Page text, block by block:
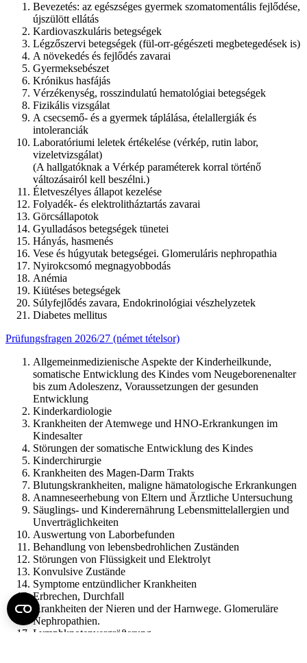
Bevezetés: az egészséges gyermek szomatomentális fejlődése,
újszülött ellátás
Kardiovaszkuláris betegségek
Légzőszervi betegségek (fül-orr-gégészeti megbetegedések is)
A növekedés és fejlődés zavarai
Gyermeksebészet
Krónikus hasfájás
Vérzékenység, rosszindulatú hematológiai betegségek
Fizikális vizsgálat
A csecsemő- és a gyermek táplálása, ételallergiák és
intoleranciák
Laboratóriumi leletek értékelése (vérkép, rutin labor,
vizeletvizsgálat)
(A hallgatóknak a Vérkép paraméterek korral történő
változásairól kell beszélni.)
Életveszélyes állapot kezelése
Folyadék- és elektrolitháztartás zavarai
Görcsállapotok
Gyulladásos betegségek tünetei
Hányás, hasmenés
Vese és húgyutak betegségei. Glomeruláris nephropathia
Nyirokcsomó megnagyobbodás
Anémia
Kiütéses betegségek
Súlyfejlődés zavara, Endokrinológiai vészhelyzetek
Diabetes mellitus
Prüfungsfragen 2026/27 (német tételsor)
Allgemeinmedizienische Aspekte der Kinderheilkunde,
somatische Entwicklung des Kindes vom Neugeborenenalter
bis zum Adoleszenz, Voraussetzungen der gesunden
Entwicklung
Kinderkardiologie
Krankheiten der Atemwege und HNO-Erkrankungen im
Kindesalter
Störungen der somatische Entwicklung des Kindes
Kinderchirurgie
Krankheiten des Magen-Darm Trakts
Blutungskrankheiten, maligne hämatologische Erkrankungen
Anamneseerhebung von Eltern und Ärztliche Untersuchung
Säuglings- und Kinderernährung Lebensmittelallergien und
Unverträglichkeiten
Auswertung von Laborbefunden
Behandlung von lebensbedrohlichen Zuständen
Störungen von Flüssigkeit und Elektrolyt
Konvulsive Zustände
Symptome entzündlicher Krankheiten
Erbrechen, Durchfall
Krankheiten der Nieren und der Harnwege. Glomeruläre
Nephropathien.
Lymphknotenvergrößerung